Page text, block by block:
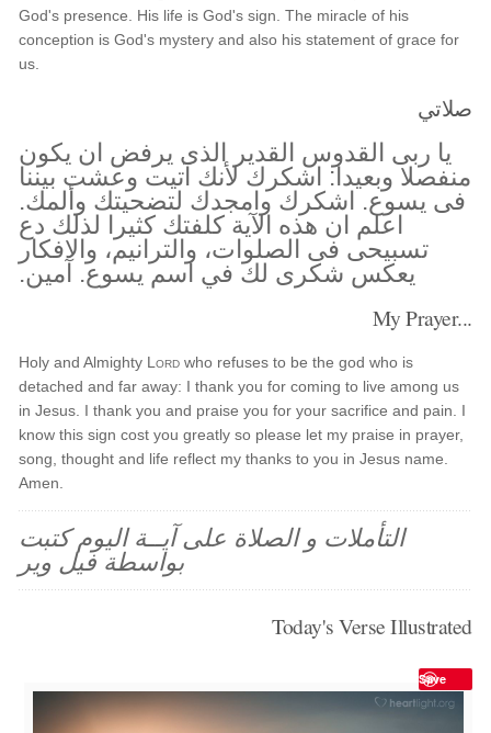
God's presence. His life is God's sign. The miracle of his
conception is God's mystery and also his statement of grace for
us.
صلاتي
يا ربى القدوس القدير الذى يرفض ان يكون
منفصلا وبعيدا: اشكرك لأنك آتيت وعشت بيننا
فى يسوع. اشكرك وامجدك لتضحيتك وألمك.
اعلم ان هذه الآية كلفتك كثيرا لذلك دع
تسبيحى فى الصلوات، والترانيم، والافكار
يعكس شكرى لك في اسم يسوع. آمين.
My Prayer...
Holy and Almighty Lord who refuses to be the god who is
detached and far away: I thank you for coming to live among us
in Jesus. I thank you and praise you for your sacrifice and pain. I
know this sign cost you greatly so please let my praise in prayer,
song, thought and life reflect my thanks to you in Jesus name.
Amen.
التأملات و الصلاة على آيــة اليوم كتبت
بواسطة فيل وير
Today's Verse Illustrated
Save